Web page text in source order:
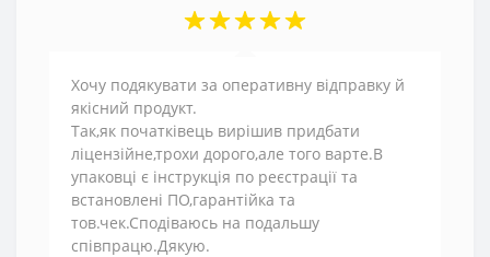
Хочу подякувати за оперативну відправку й
якісний продукт.
Так,як початківець вирішив придбати
ліцензійне,трохи дорого,але того варте.В
упаковці є інструкція по реєстрації та
встановлені ПО,гарантійка та
тов.чек.Сподіваюсь на подальшу
співпрацю.Дякую.